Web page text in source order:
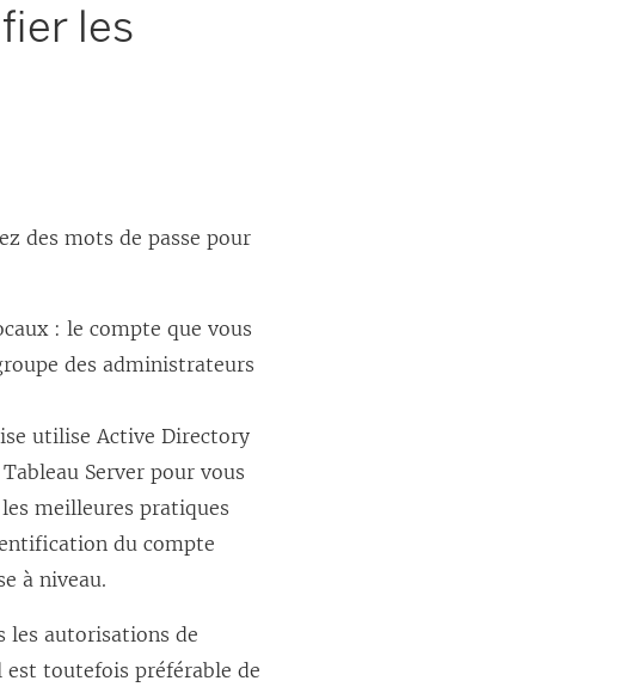
les
des mots de passe pour
: le compte que vous
des administrateurs
utilise Active Directory
Server pour vous
meilleures pratiques
du compte
à niveau.
les autorisations de
est toutefois préférable de